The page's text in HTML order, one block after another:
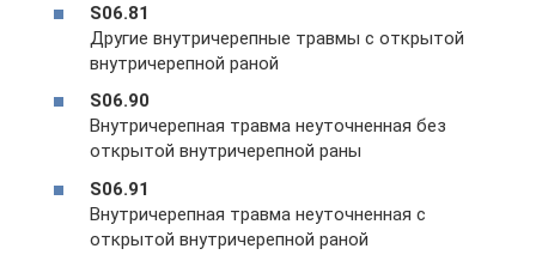
S06.81
Другие внутричерепные травмы с открытой
внутричерепной раной
S06.90
Внутричерепная травма неуточненная без
открытой внутричерепной раны
S06.91
Внутричерепная травма неуточненная с
открытой внутричерепной раной